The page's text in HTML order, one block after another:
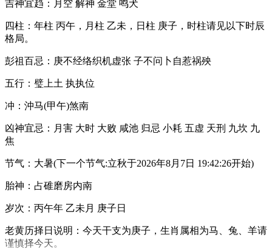
吉神宜趋：月空 解神 金堂 鸣犬
四柱：年柱 丙午，月柱 乙未，日柱 庚子，时柱请见以下时辰
格局。
彭祖百忌：庚不经络织机虚张 子不问卜自惹祸殃
五行：璧上土 执执位
冲：沖马(甲午)煞南
凶神宜忌：月害 大时 大败 咸池 归忌 小耗 五虚 天刑 九坎 九
焦
节气：大暑(下一个节气:立秋于2026年8月7日 19:42:26开始)
胎神：占碓磨房内南
岁次：丙午年 乙未月 庚子日
老黄历择日说明：今天干支为庚子，生肖属相为马、兔、羊请
谨慎择今天。